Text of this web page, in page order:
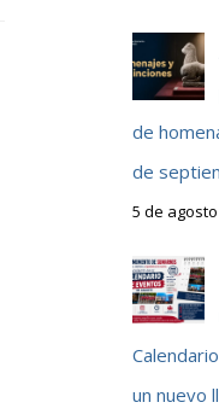
de
de
5 de
un nuevo